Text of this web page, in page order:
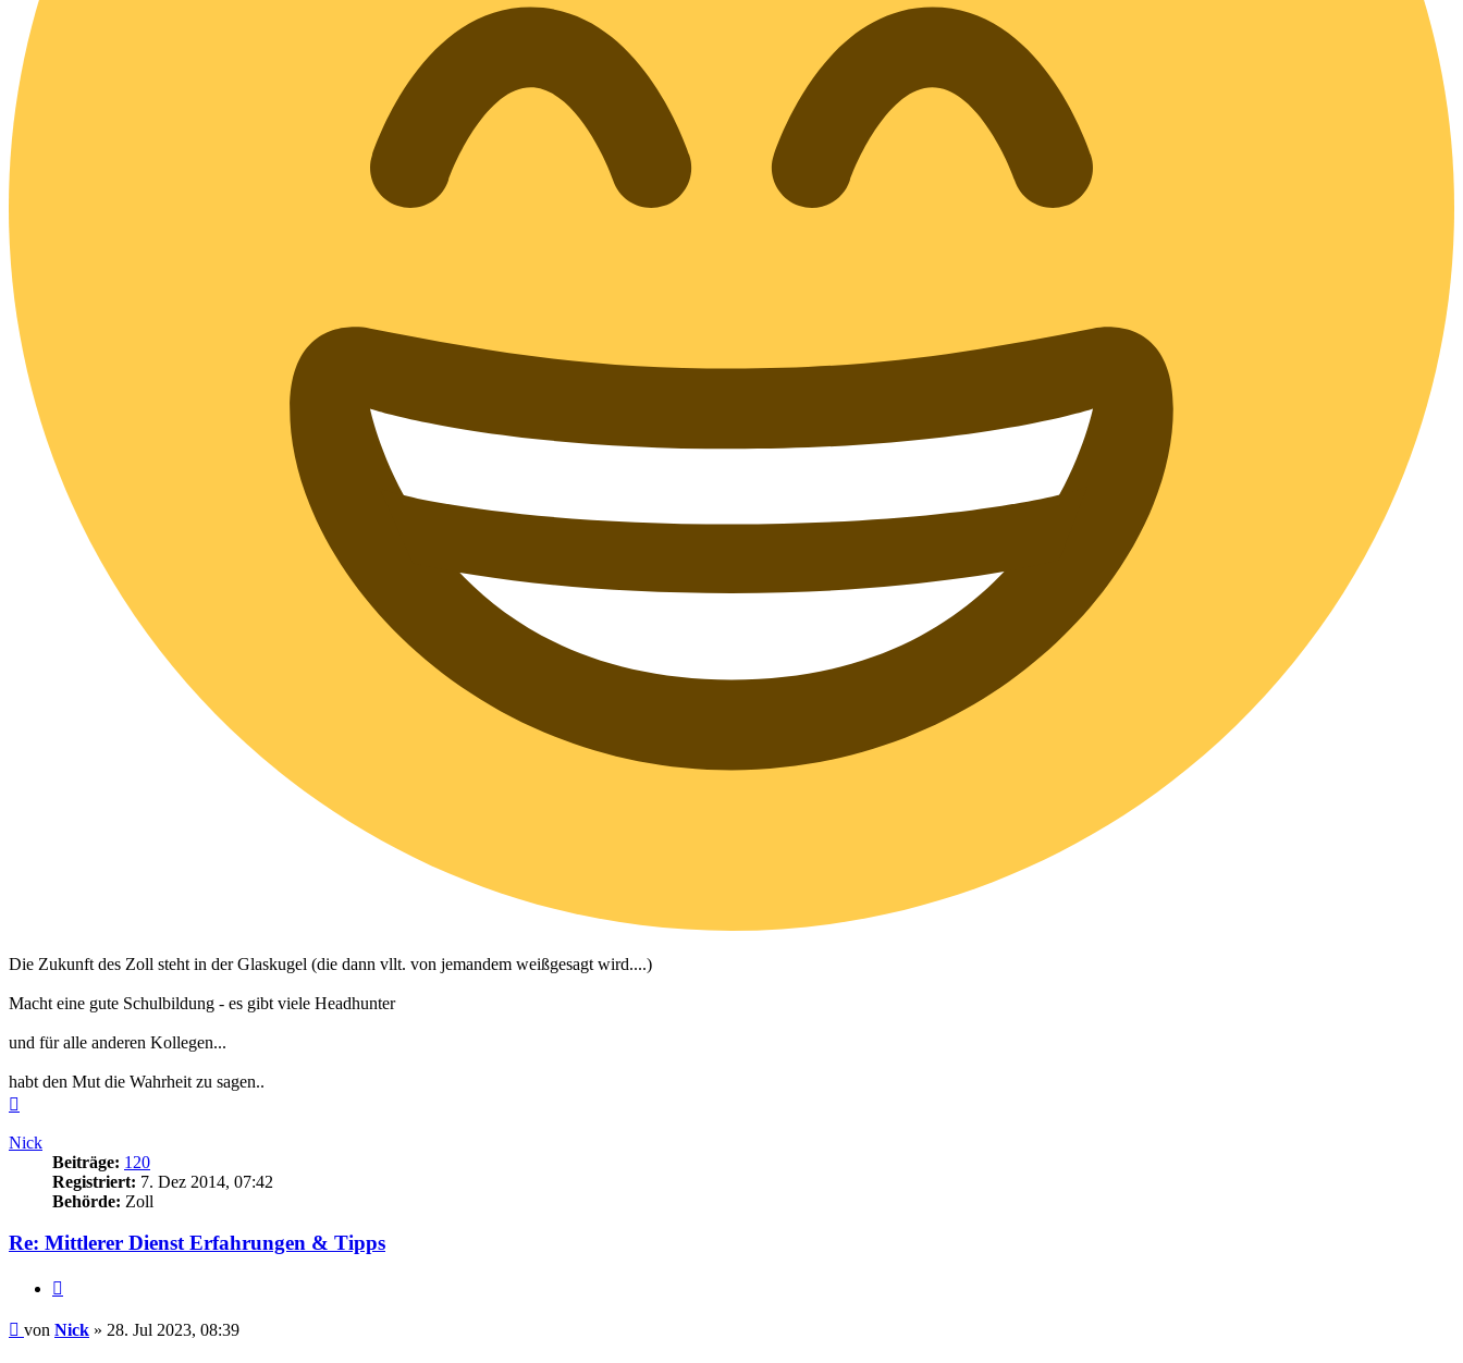
Die Zukunft des Zoll steht in der Glaskugel (die dann vllt. von jemandem weißgesagt wird....)
Macht eine gute Schulbildung - es gibt viele Headhunter
und für alle anderen Kollegen...
habt den Mut die Wahrheit zu sagen..
Nick
Beiträge: 120
Registriert: 7. Dez 2014, 07:42
Behörde: Zoll
Re: Mittlerer Dienst Erfahrungen & Tipps
Beitrag
von Nick » 28. Jul 2023, 08:39